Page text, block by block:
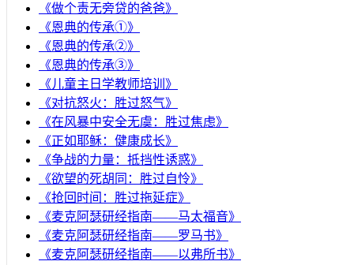
《做个责无旁贷的爸爸》
《恩典的传承①》
《恩典的传承②》
《恩典的传承③》
《儿童主日学教师培训》
《对抗怒火：胜过怒气》
《在风暴中安全无虞：胜过焦虑》
《正如耶稣：健康成长》
《争战的力量：抵挡性诱惑》
《欲望的死胡同：胜过自怜》
《抢回时间：胜过拖延症》
《麦克阿瑟研经指南——马太福音》
《麦克阿瑟研经指南——罗马书》
《麦克阿瑟研经指南——以弗所书》